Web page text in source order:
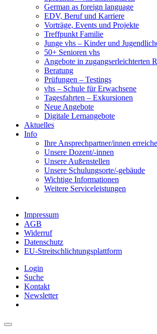
German as foreign language
EDV, Beruf und Karriere
Vorträge, Events und Projekte
Treffpunkt Familie
Junge vhs – Kinder und
50+ Senioren vhs
Angebote in zugangserleichterten
Beratung
Prüfungen – Testings
vhs – Schule für Erwachsene
Tagesfahrten – Exkursionen
Neue Angebote
Digitale Lernangebote
Aktuelles
Info
Ihre Ansprechpartner/innen
Unsere Dozent/-innen
Unsere Außenstellen
Unsere Schulungsorte/-gebäude
Wichtige Informationen
Weitere Serviceleistungen
Impressum
AGB
Widerruf
Datenschutz
EU-Streitschlichtungsplattform
Login
Suche
Kontakt
Newsletter